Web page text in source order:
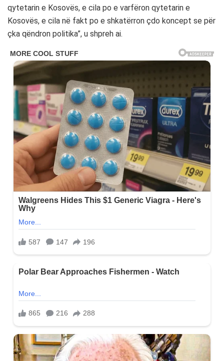
qytetarin e Kosovës, e cila po e varfëron qytetarin e
Kosovës, e cila në fakt po e shkatërron çdo koncept se për
çka qëndron politika”, u shpreh ai.